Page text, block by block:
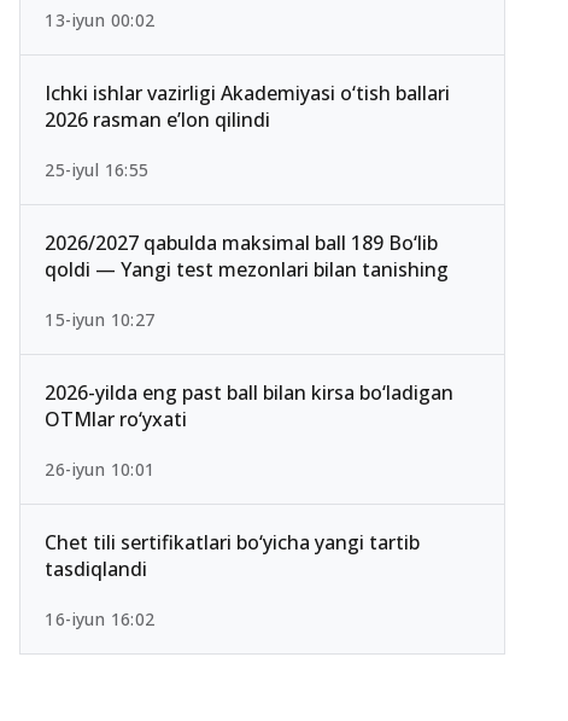
13-iyun 00:02
Ichki ishlar vazirligi Akademiyasi o‘tish ballari
2026 rasman e’lon qilindi
25-iyul 16:55
2026/2027 qabulda maksimal ball 189 Bo‘lib
qoldi — Yangi test mezonlari bilan tanishing
15-iyun 10:27
2026-yilda eng past ball bilan kirsa bo‘ladigan
OTMlar ro‘yxati
26-iyun 10:01
Chet tili sertifikatlari bo‘yicha yangi tartib
tasdiqlandi
16-iyun 16:02